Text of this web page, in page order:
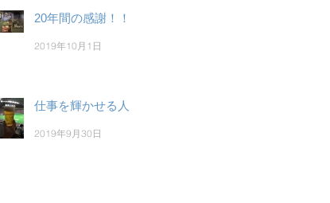
20年間の感謝！！
2019年10月1日
仕事を輝かせる人
2019年9月30日